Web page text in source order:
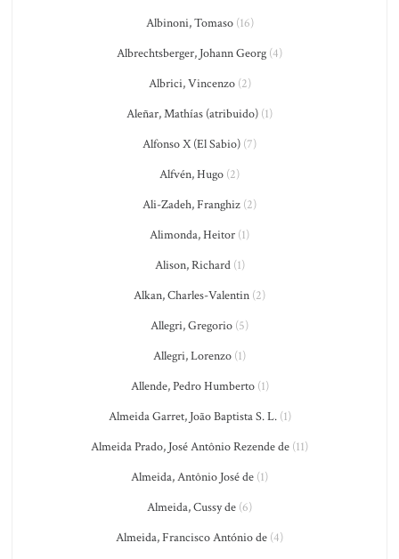
Albinoni, Tomaso(16)
Albrechtsberger, Johann Georg (4)
Albrici, Vincenzo(2)
Aleñar, Mathías (atribuido) (1)
Alfonso X (El Sabio) (7)
Alfvén, Hugo (2)
Ali-Zadeh, Franghiz (2)
Alimonda, Heitor (1)
Alison, Richard(1)
Alkan, Charles-Valentin (2)
Allegri, Gregorio (5)
Allegri, Lorenzo (1)
Allende, Pedro Humberto(1)
Almeida Garret, João Baptista S. L.(1)
Almeida Prado, José Antônio Rezende de (11)
Almeida, Antônio José de (1)
Almeida, Cussy de (6)
Almeida, Francisco António de (4)